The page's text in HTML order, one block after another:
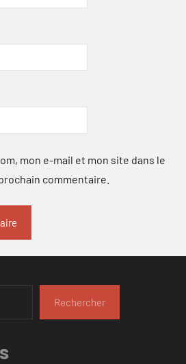
mon e-mail et mon site dans le
commentaire.
Rechercher